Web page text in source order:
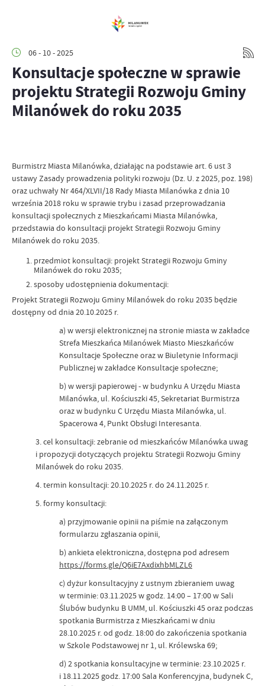
06 - 10 - 2025
Konsultacje społeczne w sprawie
projektu Strategii Rozwoju Gminy
Milanówek do roku 2035
Burmistrz Miasta Milanówka, działając na podstawie art. 6 ust 3
ustawy Zasady prowadzenia polityki rozwoju (Dz. U. z 2025, poz. 198)
oraz uchwały Nr 464/XLVII/18 Rady Miasta Milanówka z dnia 10
września 2018 roku w sprawie trybu i zasad przeprowadzania
konsultacji społecznych z Mieszkańcami Miasta Milanówka,
przedstawia do konsultacji projekt Strategii Rozwoju Gminy
Milanówek do roku 2035.
przedmiot konsultacji: projekt Strategii Rozwoju Gminy
Milanówek do roku 2035;
sposoby udostępnienia dokumentacji:
Projekt Strategii Rozwoju Gminy Milanówek do roku 2035 będzie
dostępny od dnia 20.10.2025 r.
a) w wersji elektronicznej na stronie miasta w zakładce
Strefa Mieszkańca Milanówek Miasto Mieszkańców
Konsultacje Społeczne oraz w Biuletynie Informacji
Publicznej w zakładce Konsultacje społeczne;
b) w wersji papierowej - w budynku A Urzędu Miasta
Milanówka, ul. Kościuszki 45, Sekretariat Burmistrza
oraz w budynku C Urzędu Miasta Milanówka, ul.
Spacerowa 4, Punkt Obsługi Interesanta.
3. cel konsultacji: zebranie od mieszkańców Milanówka uwag
i propozycji dotyczących projektu Strategii Rozwoju Gminy
Milanówek do roku 2035.
4. termin konsultacji: 20.10.2025 r. do 24.11.2025 r.
5. formy konsultacji:
a) przyjmowanie opinii na piśmie na załączonym
formularzu zgłaszania opinii,
b) ankieta elektroniczna, dostępna pod adresem
https://forms.gle/Q6iE7AxdixhbMLZL6
c) dyżur konsultacyjny z ustnym zbieraniem uwag
w terminie: 03.11.2025 w godz. 14:00 – 17:00 w Sali
Ślubów budynku B UMM, ul. Kościuszki 45 oraz podczas
spotkania Burmistrza z Mieszkańcami w dniu
28.10.2025 r. od godz. 18:00 do zakończenia spotkania
w Szkole Podstawowej nr 1, ul. Królewska 69;
d) 2 spotkania konsultacyjne w terminie: 23.10.2025 r.
i 18.11.2025 godz. 17:00 Sala Konferencyjna, budynek C,